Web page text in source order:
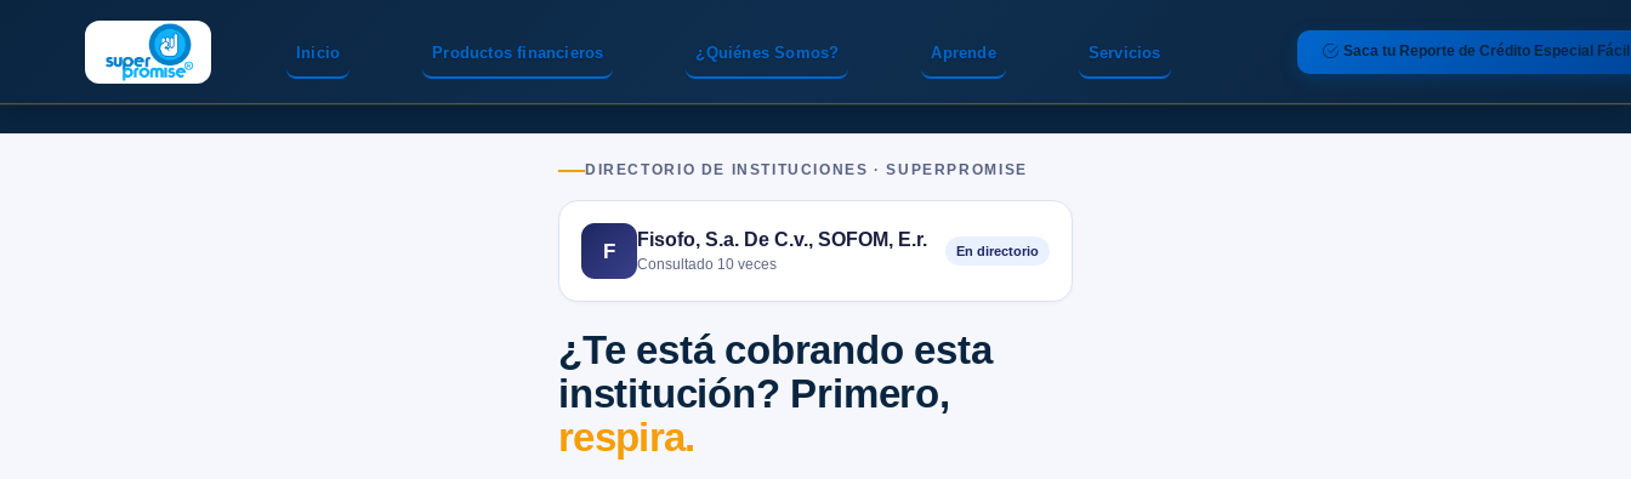
Inicio Servicios
Productos financieros ¿Quiénes Somos? Aprende Saca tu Reporte de Crédito Especial Fácil
DIRECTORIO DE INSTITUCIONES · SUPERPROMISE
F
Fisofo, S.a. De C.v., SOFOM, E.r.
Consultado 10 veces
En directorio
¿Te está cobrando esta
institución? Primero,
respira.